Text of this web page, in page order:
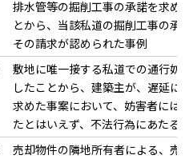
排水管等の掘削工事の承諾を求め
とから、当該私道の掘削工事の承
その請求が認められた事例
敷地に唯一接する私道での通行妨
したことから、建築主が、遅延に
求めた事案において、妨害者には
たとはいえず、不法行為にあたる
売却物件の隣地所有者による、売